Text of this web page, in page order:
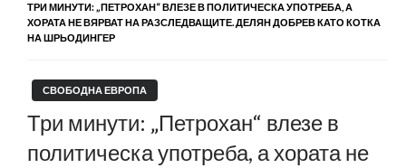
ТРИ МИНУТИ: „ПЕТРОХАН“ ВЛЕЗЕ В ПОЛИТИЧЕСКА УПОТРЕБА, А
ХОРАТА НЕ ВЯРВАТ НА РАЗСЛЕДВАЩИТЕ. ДЕЛЯН ДОБРЕВ КАТО КОТКА
НА ШРЬОДИНГЕР
СВОБОДНА ЕВРОПА
Три минути: „Петрохан“ влезе в
политическа употреба, а хората не